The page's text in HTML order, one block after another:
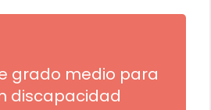
grado medio para
discapacidad